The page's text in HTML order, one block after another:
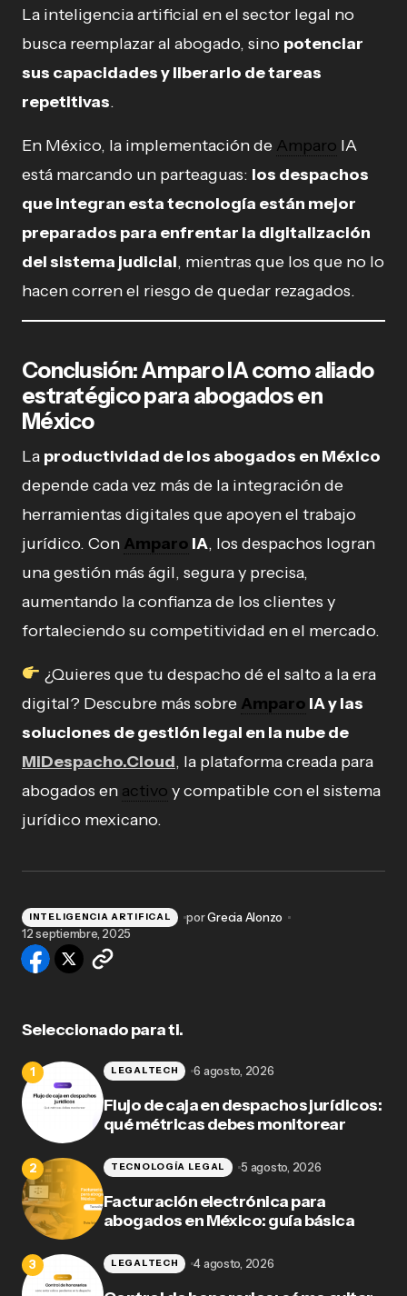
La inteligencia artificial en el sector legal no
busca reemplazar al abogado, sino potenciar
sus capacidades y liberarlo de tareas
repetitivas.
En México, la implementación de Amparo IA
está marcando un parteaguas: los despachos
que integran esta tecnología están mejor
preparados para enfrentar la digitalización
del sistema judicial, mientras que los que no lo
hacen corren el riesgo de quedar rezagados.
Conclusión:Amparo IA como aliado
estratégico para abogados en
México
La productividad de los abogados en México
depende cada vez más de la integración de
herramientas digitales que apoyen el trabajo
jurídico. Con Amparo IA, los despachos logran
una gestión más ágil, segura y precisa,
aumentando la confianza de los clientes y
fortaleciendo su competitividad en el mercado.
¿Quieres que tu despacho dé el salto a la era
digital? Descubre más sobre Amparo IA y las
soluciones de gestión legal en la nube de
MiDespacho.Cloud, la plataforma creada para
abogados en activo y compatible con el sistema
jurídico mexicano.
INTELIGENCIA ARTIFICAL porGrecia Alonzo
12 septiembre, 2025
Seleccionado para ti.
Flujo de caja en despachos jurídicos:
qué métricas debes monitorear
LEGALTECH 6 agosto, 2026
Facturación electrónica para
abogados en México: guía básica
TECNOLOGÍA LEGAL 5 agosto, 2026
LEGALTECH 4 agosto, 2026